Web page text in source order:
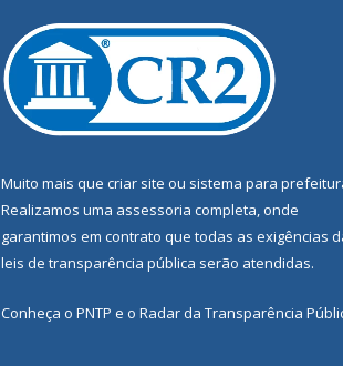
Muito mais que criar site ou sistema para
Realizamos uma assessoria completa, onde
garantimos em contrato que todas as exigências
leis de transparência pública serão atendidas.
Conheça o PNTP e o Radar da Transparência